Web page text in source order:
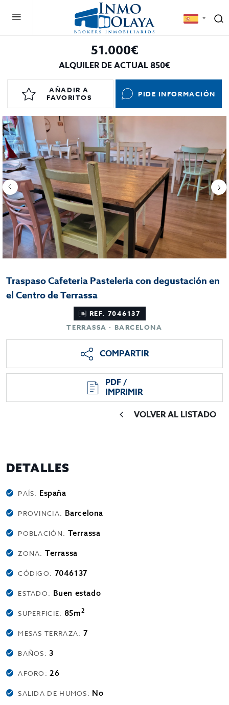
51.000€
ALQUILER DE ACTUAL 850€
AÑADIR A
FAVORITOS
PIDE INFORMACIÓN
Traspaso Cafeteria Pasteleria con degustación en
el Centro de Terrassa
REF. 7046137
TERRASSA · BARCELONA
COMPARTIR
PDF /
IMPRIMIR
VOLVER AL LISTADO
DETALLES
PAÍS: España
PROVINCIA: Barcelona
POBLACIÓN: Terrassa
ZONA:Terrassa
CÓDIGO: 7046137
ESTADO: Buen estado
SUPERFICIE: 85m2
MESAS TERRAZA: 7
BAÑOS:3
AFORO:26
SALIDA DE HUMOS: No